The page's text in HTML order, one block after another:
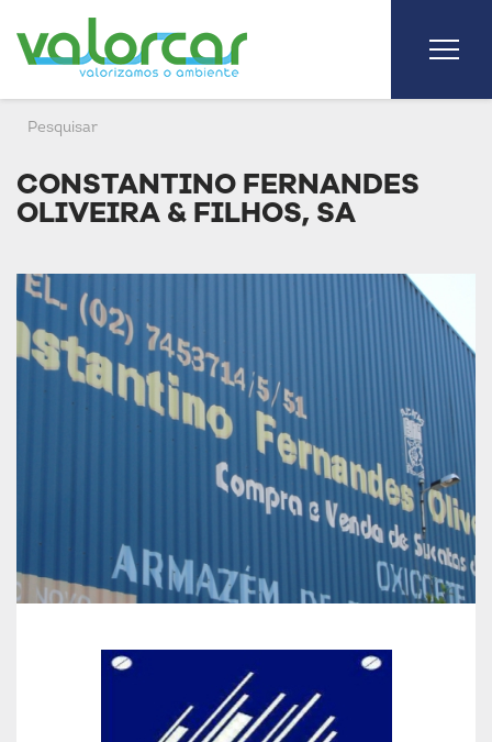
CONSTANTINO FERNANDES
OLIVEIRA & FILHOS, SA